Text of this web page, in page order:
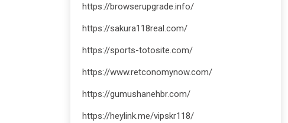
https://browserupgrade.info/
https://sakura118real.com/
https://sports-totosite.com/
https://www.retconomynow.com/
https://gumushanehbr.com/
https://heylink.me/vipskr118/